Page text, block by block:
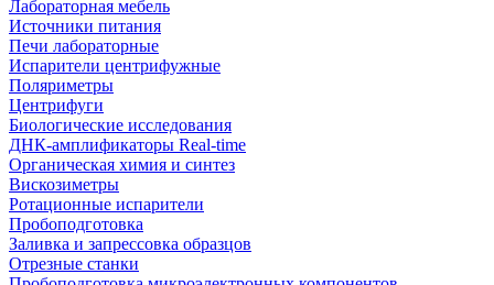
Лабораторная мебель
Источники питания
Печи лабораторные
Испарители центрифужные
Поляриметры
Центрифуги
Биологические исследования
ДНК-амплификаторы Real-time
Органическая химия и синтез
Вискозиметры
Ротационные испарители
Пробоподготовка
Заливка и запрессовка образцов
Отрезные станки